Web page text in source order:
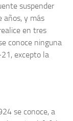
suspender
años, y más
en tres
conoce ninguna
excepto la
se conoce, a